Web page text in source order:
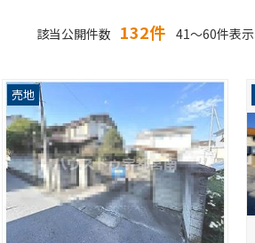
該当公開件数 132件 41～60件表示
売地